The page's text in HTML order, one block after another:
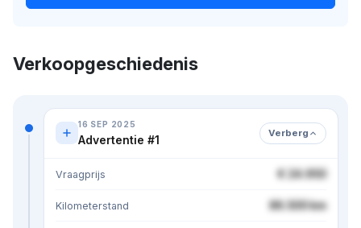
Verkoopgeschiedenis
16 SEP 2025
Advertentie #1 Verberg
Vraagprijs € 24.950
Kilometerstand 86.500 km